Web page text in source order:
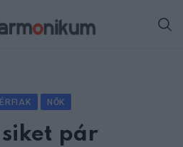
NŐK
pár